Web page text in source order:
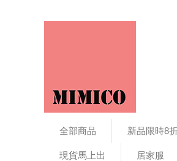
全部商品 新品限時8
現貨馬上出 居家服